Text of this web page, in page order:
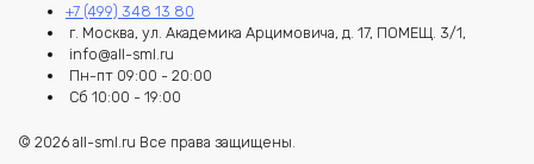
+7 (499) 348 13 80
г. Москва, ул. Академика Арцимовича, д. 17, ПОМЕЩ. 3/1,
info@all-sml.ru
Пн-пт 09:00 - 20:00
Сб 10:00 - 19:00
© 2026 all-sml.ru Все права защищены.